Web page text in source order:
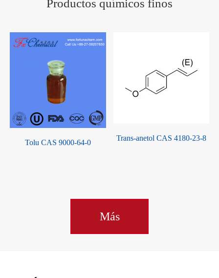
Productos químicos finos
Aceite de canela CAS 8007-
Aceite de menta verde CAS
Más